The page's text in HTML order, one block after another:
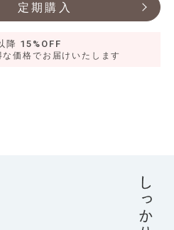
定期購入
降 15%OFF
な価格でお届けいたします